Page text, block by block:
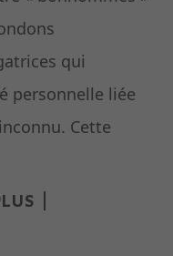
qui
personnelle liée
Cette